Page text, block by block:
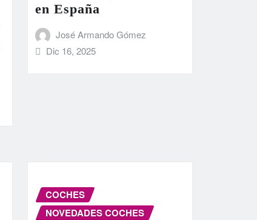
en España
José Armando Gómez
Dic 16, 2025
COCHES
NOVEDADES COCHES